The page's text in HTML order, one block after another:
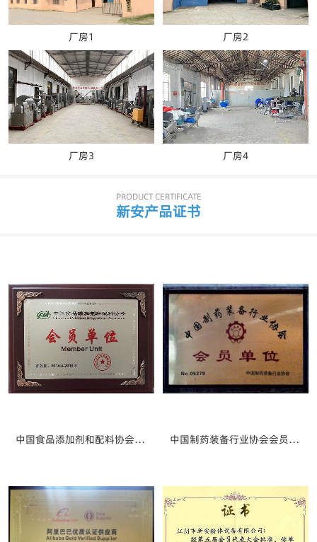
厂房1 厂房2
厂房3 厂房4
PRODUCT CERTIFICATE
新安产品证书
中国食品添加剂和配料协会会员单位 中国制药装备行业协会会员单位